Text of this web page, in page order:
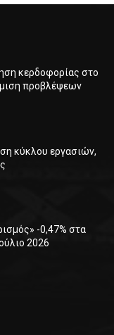
κερδοφορίας στο
προβλέψεων
κύκλου εργασιών,
-0,47% στα
2026